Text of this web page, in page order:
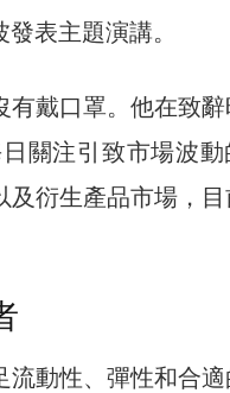
表主題演講。
有戴口罩。他在致辭
關注引致市場波動
衍生產品市場，目
動性、彈性和合適